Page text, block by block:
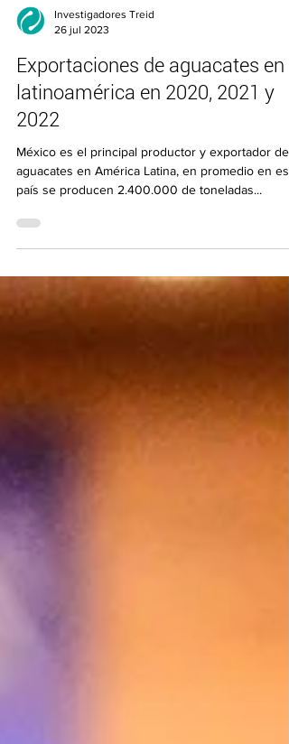
Investigadores Treid
26 jul 2023
Exportaciones de aguacates en
latinoamérica en 2020, 2021 y
2022
aguacates en América Latina, en promedio en
país se producen 2.400.000 de toneladas...